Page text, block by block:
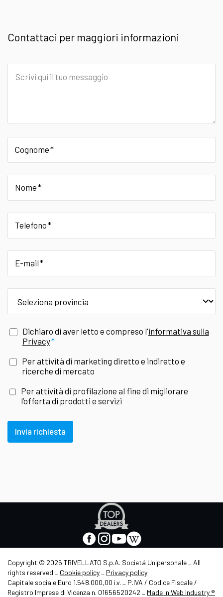
Contattaci per maggiori informazioni
Scrivi
Cognome
Nome
Telefono
E-mail
Dichiaro di aver letto e compreso l'informativa sulla
Privacy
Per attività di marketing diretto e indiretto e
ricerche di mercato
Per attività di profilazione al fine di migliorare
l’offerta di prodotti e servizi
Invia richiesta
scheda
facebook
-
in
nuova
scheda
instagram
-
in
nuova
scheda
youtube
-
in
nuova
scheda
wikipedia
-
in
nuova
scheda
Copyright © 2026 TRIVELLATO S.p.A. Societá Unipersonale _ All
rights reserved _ Cookie policy
Privacy policy
Capitale sociale Euro 1.548.000,00 i.v. _ P.IVA / Codice Fiscale /
Registro Imprese di Vicenza n. 01656520242 _ Made in Web Industry ®